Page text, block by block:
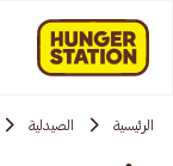
الرئيسية الصيدلية